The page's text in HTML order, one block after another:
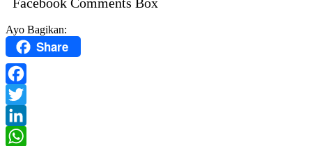
Ayo Bagikan:
Share
Facebook
Twitter
LinkedIn